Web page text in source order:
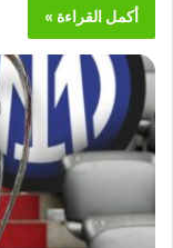
أكمل القراءة »